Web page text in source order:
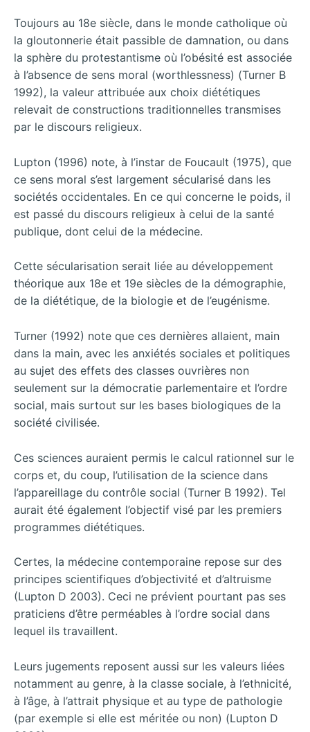
Toujours au 18e siècle, dans le monde catholique où
la gloutonnerie était passible de damnation, ou dans
la sphère du protestantisme où l’obésité est associée
à l’absence de sens moral (worthlessness) (Turner B
1992), la valeur attribuée aux choix diététiques
relevait de constructions traditionnelles transmises
par le discours religieux.
Lupton (1996) note, à l’instar de Foucault (1975), que
ce sens moral s’est largement sécularisé dans les
sociétés occidentales. En ce qui concerne le poids, il
est passé du discours religieux à celui de la santé
publique, dont celui de la médecine.
Cette sécularisation serait liée au développement
théorique aux 18e et 19e siècles de la démographie,
de la diététique, de la biologie et de l’eugénisme.
Turner (1992) note que ces dernières allaient, main
dans la main, avec les anxiétés sociales et politiques
au sujet des effets des classes ouvrières non
seulement sur la démocratie parlementaire et l’ordre
social, mais surtout sur les bases biologiques de la
société civilisée.
Ces sciences auraient permis le calcul rationnel sur le
corps et, du coup, l’utilisation de la science dans
l’appareillage du contrôle social (Turner B 1992). Tel
aurait été également l’objectif visé par les premiers
programmes diététiques.
Certes, la médecine contemporaine repose sur des
principes scientifiques d’objectivité et d’altruisme
(Lupton D 2003). Ceci ne prévient pourtant pas ses
praticiens d’être perméables à l’ordre social dans
lequel ils travaillent.
Leurs jugements reposent aussi sur les valeurs liées
notamment au genre, à la classe sociale, à l’ethnicité,
à l’âge, à l’attrait physique et au type de pathologie
(par exemple si elle est méritée ou non) (Lupton D